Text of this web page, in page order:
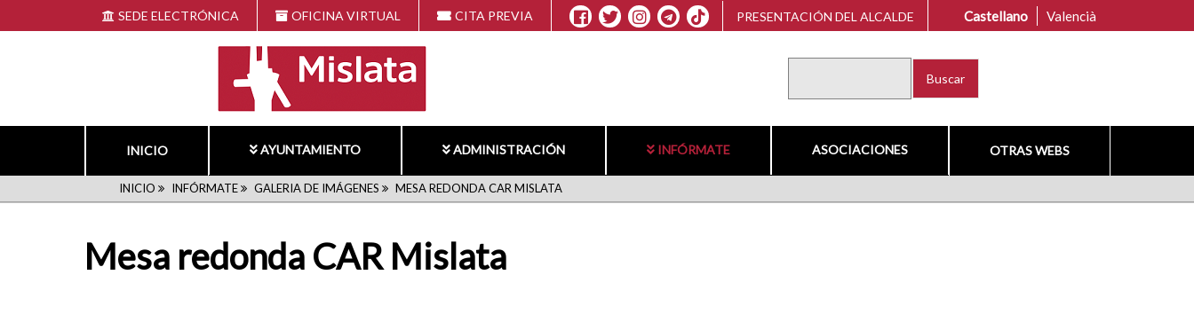
al
SEDE ELECTRÓNICA OFICINA VIRTUAL CITA PREVIA PRESENTACIÓN DEL ALCALDE Castellano Valencià
INICIO AYUNTAMIENTO ADMINISTRACIÓN INFÓRMATE ASOCIACIONES OTRAS WEBS
RUTA
DE
INICIO INFÓRMATE GALERIA DE IMÁGENES MESA REDONDA CAR MISLATA
Mesa redonda CAR Mislata